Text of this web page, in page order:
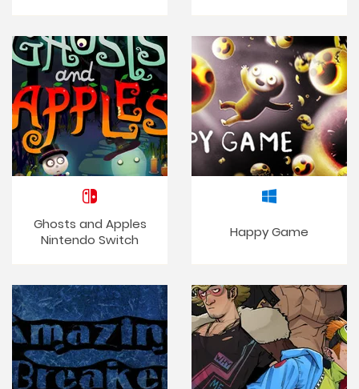
Ghosts and Apples
Nintendo Switch
Happy Game